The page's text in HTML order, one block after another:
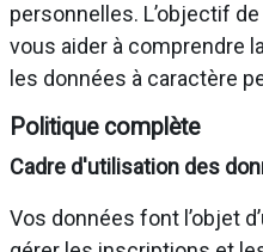
personnelles. L’objectif
vous aider à comprendre
les données à caractère
Politique complète
Cadre d'utilisation des
Vos données font l’objet